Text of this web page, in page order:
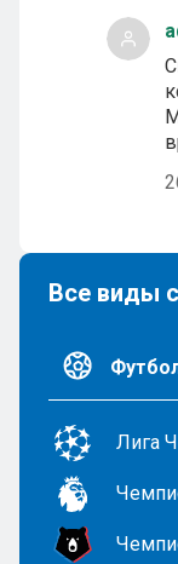
Все виды
Лига